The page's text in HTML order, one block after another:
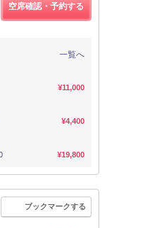
空席確認・予約する
一覧へ
¥11,000
¥4,400
¥19,800
ブックマークする